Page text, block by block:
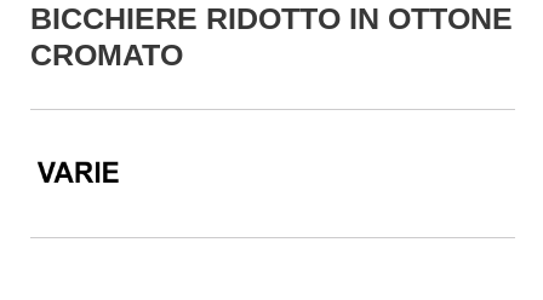
BICCHIERE RIDOTTO IN OTTONE
CROMATO